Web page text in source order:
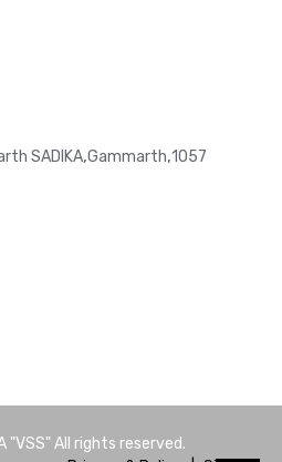
SADIKA,Gammarth,1057
"VSS"All rights reserved.